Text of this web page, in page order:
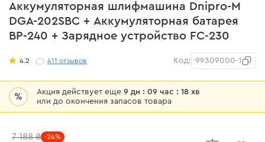
Аккумуляторная шлифмашина Dnipro-M
DGA-202SBC + Аккумуляторная батарея
BP-240 + Зарядное устройство FC-230
4.2 411отзывов Код: 99309000-1
% Акция действует еще9 дн : 09 час : 18 хв
или до окончения запасов товара
7 188 ₴ -24%